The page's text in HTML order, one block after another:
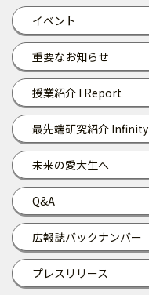
イベント
重要なお知らせ
授業紹介 I Report
最先端研究紹介 Infinity
未来の愛大生へ
Q&A
広報誌バックナンバー
プレスリリース